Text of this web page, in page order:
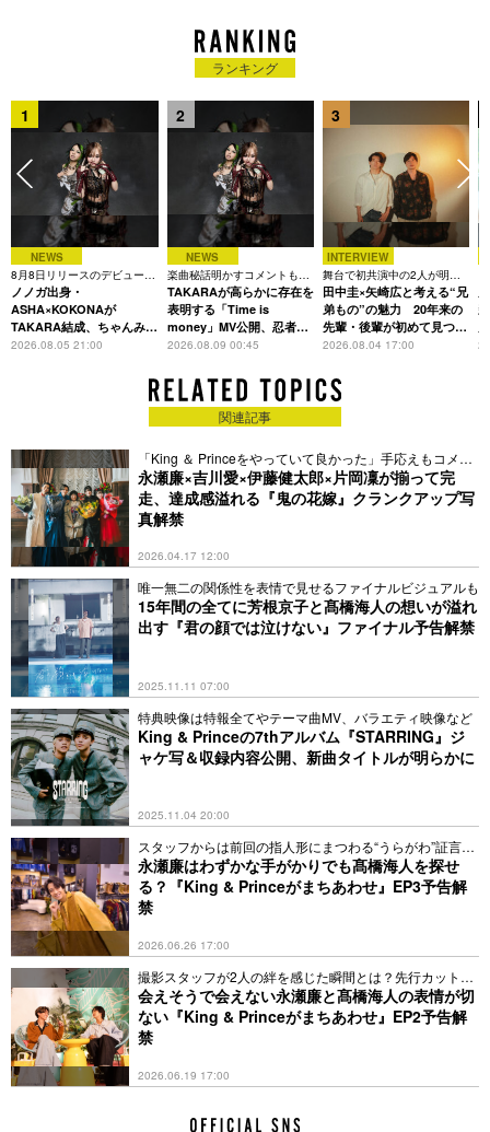
髙橋 海人【Kaito Takahashi】
d.o.b：1999.4.3
birthplace：神奈川
blood type：A
ランキング
1
NEWS
8月8日リリースのデビュー曲
は「Time is money」
ノノガ出身・
ASHA×KOKONAが
TAKARA結成、ちゃんみな
主宰レーベル第2弾アーテ
2026.08.05 21:00
2
NEWS
楽曲秘話明かすコメントも到
着、1st EPも8月24日配信へ
TAKARAが高らかに存在を
表明する「Time is
money」MV公開、忍者と
花魁姿で世界観を体現
2026.08.09 00:45
3
INTERVIEW
舞台で初共演中の2人が明か
す、今の自分をつくる恩人の
存在
田中圭×矢崎広と考える“兄
弟もの”の魅力 20年来の
先輩・後輩が初めて見つけ
た互いの共通点とは
2026.08.04 17:00
関連記事
「King ＆ Princeをやっていて良かった」手応えもコメン
ト
永瀬廉×吉川愛×伊藤健太郎×片岡凜が揃って完
走、達成感溢れる『鬼の花嫁』クランクアップ写
真解禁
2026.04.17 12:00
唯一無二の関係性を表情で見せるファイナルビジュアルも
15年間の全てに芳根京子と髙橋海人の想いが溢れ
出す『君の顔では泣けない』ファイナル予告解禁
2025.11.11 07:00
特典映像は特報全てやテーマ曲MV、バラエティ映像など
King & Princeの7thアルバム『STARRING』ジ
ャケ写＆収録内容公開、新曲タイトルが明らかに
2025.11.04 20:00
スタッフからは前回の指人形にまつわる“うらがわ”証言も
到着
永瀬廉はわずかな手がかりでも髙橋海人を探せ
る？『King & Princeがまちあわせ』EP3予告解
禁
2026.06.26 17:00
撮影スタッフが2人の絆を感じた瞬間とは？先行カットは
全3枚
会えそうで会えない永瀬廉と髙橋海人の表情が切
ない『King & Princeがまちあわせ』EP2予告解
禁
2026.06.19 17:00